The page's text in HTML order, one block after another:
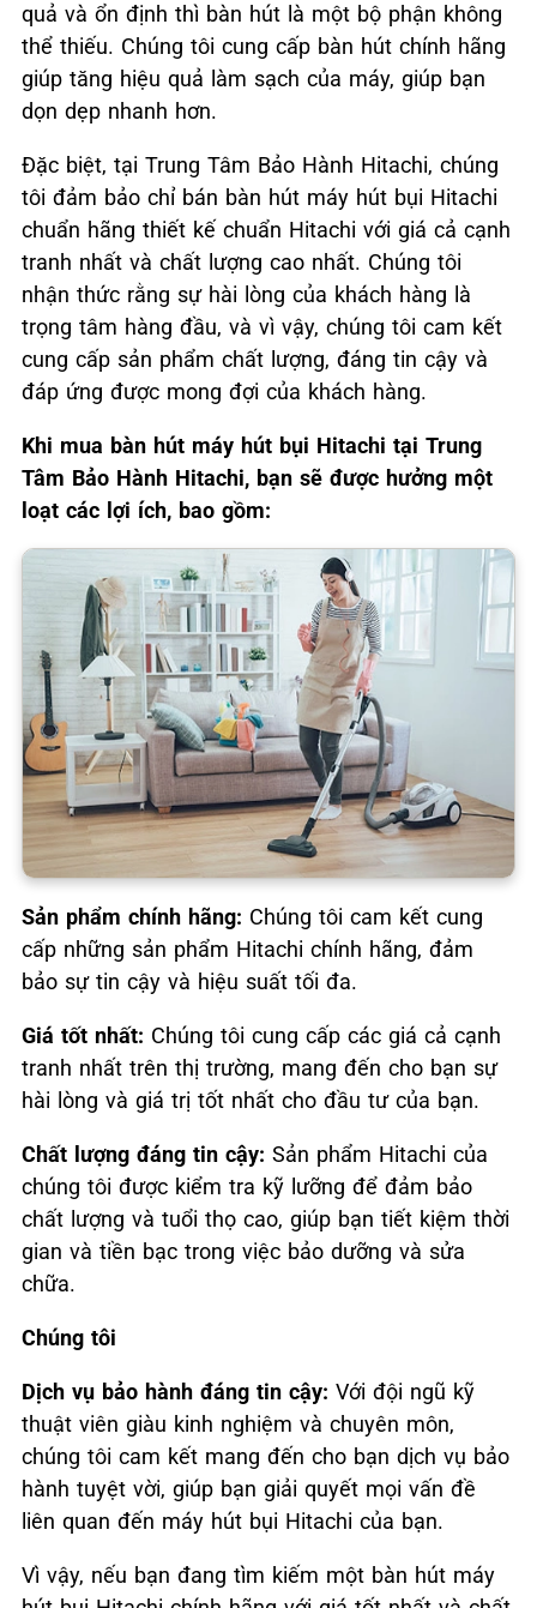
quả và ổn định thì bàn hút là một bộ phận không
thể thiếu. Chúng tôi cung cấp bàn hút chính hãng
giúp tăng hiệu quả làm sạch của máy, giúp bạn
dọn dẹp nhanh hơn.
Đặc biệt, tại Trung Tâm Bảo Hành Hitachi, chúng
tôi đảm bảo chỉ bán bàn hút máy hút bụi Hitachi
chuẩn hãng thiết kế chuẩn Hitachi với giá cả cạnh
tranh nhất và chất lượng cao nhất. Chúng tôi
nhận thức rằng sự hài lòng của khách hàng là
trọng tâm hàng đầu, và vì vậy, chúng tôi cam kết
cung cấp sản phẩm chất lượng, đáng tin cậy và
đáp ứng được mong đợi của khách hàng.
Khi mua bàn hút máy hút bụi Hitachi tại Trung
Tâm Bảo Hành Hitachi, bạn sẽ được hưởng một
loạt các lợi ích, bao gồm:
Sản phẩm chính hãng: Chúng tôi cam kết cung
cấp những sản phẩm Hitachi chính hãng, đảm
bảo sự tin cậy và hiệu suất tối đa.
Giá tốt nhất: Chúng tôi cung cấp các giá cả cạnh
tranh nhất trên thị trường, mang đến cho bạn sự
hài lòng và giá trị tốt nhất cho đầu tư của bạn.
Chất lượng đáng tin cậy: Sản phẩm Hitachi của
chúng tôi được kiểm tra kỹ lưỡng để đảm bảo
chất lượng và tuổi thọ cao, giúp bạn tiết kiệm thời
gian và tiền bạc trong việc bảo dưỡng và sửa
chữa.
Chúng tôi
Dịch vụ bảo hành đáng tin cậy: Với đội ngũ kỹ
thuật viên giàu kinh nghiệm và chuyên môn,
chúng tôi cam kết mang đến cho bạn dịch vụ bảo
hành tuyệt vời, giúp bạn giải quyết mọi vấn đề
liên quan đến máy hút bụi Hitachi của bạn.
Vì vậy, nếu bạn đang tìm kiếm một bàn hút máy